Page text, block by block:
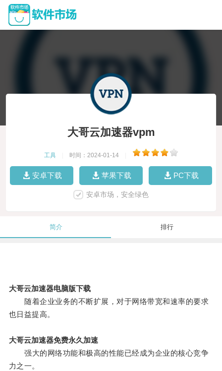
大哥云加速器vpm
工具 时间：2024-01-14
安卓下载 苹果下载 PC下载
安卓市场，安全绿色
简介 排行
大哥云加速器电脑版下载
随着企业业务的不断扩展，对于网络带宽和速率的要求
也日益提高。
大哥云加速器免费永久加速
强大的网络功能和极高的性能已经成为企业的核心竞争
力之一。